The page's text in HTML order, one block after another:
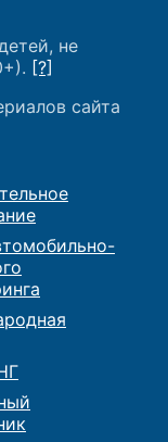
не
[?]
сайта